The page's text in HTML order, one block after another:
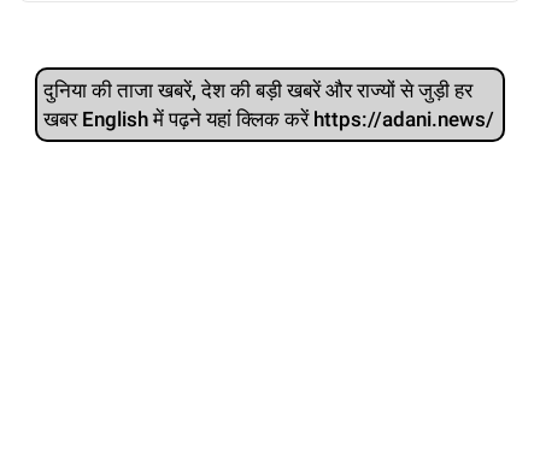
दुनिया की ताजा खबरें, देश की बड़ी खबरें और राज्‍यों से जुड़ी हर
खबर English में पढ़ने यहां क्लिक करें https://adani.news/